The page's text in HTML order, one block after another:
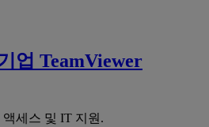
업 TeamViewer
세스 및 IT 지원.